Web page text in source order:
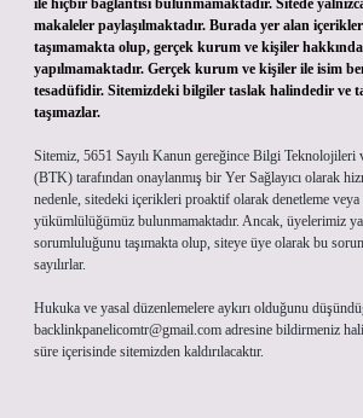
ile hiçbir bağlantısı bulunmamaktadır. Sitede
makaleler paylaşılmaktadır. Burada yer alan
taşımamakta olup, gerçek kurum ve kişiler
yapılmamaktadır. Gerçek kurum ve kişiler ile isim
tesadüfidir. Sitemizdeki bilgiler taslak halindedir ve
taşımazlar.
Sitemiz, 5651 Sayılı Kanun gereğince Bilgi
(BTK) tarafından onaylanmış bir Yer Sağlayıcı olarak
nedenle, sitedeki içerikleri proaktif olarak denetleme veya
yükümlülüğümüz bulunmamaktadır. Ancak, üyelerimiz
sorumluluğunu taşımakta olup, siteye üye olarak bu
sayılırlar.
Hukuka ve yasal düzenlemelere aykırı olduğunu
backlinkpanelicomtr@gmail.com adresine bildirmeniz
süre içerisinde sitemizden kaldırılacaktır.